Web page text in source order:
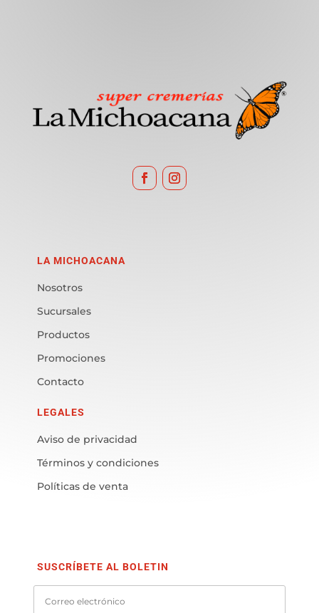
LA MICHOACANA
Nosotros
Sucursales
Productos
Promociones
Contacto
LEGALES
Aviso de privacidad
Términos y condiciones
Políticas de venta
SUSCRÍBETE AL BOLETIN